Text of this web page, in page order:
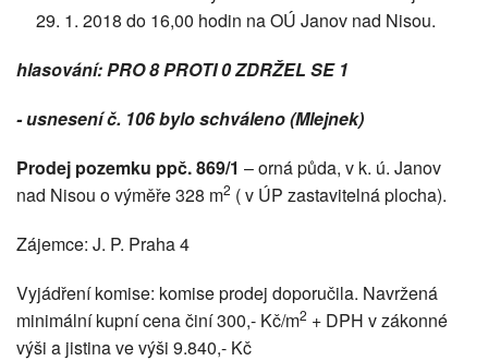
29. 1. 2018 do 16,00 hodin na OÚ Janov nad Nisou.
hlasování: PRO 8 PROTI 0 ZDRŽEL SE 1
- usnesení č. 106 bylo schváleno (Mlejnek)
Prodej pozemku ppč. 869/1 – orná půda, v k. ú. Janov
nad Nisou o výměře 328 m2 ( v ÚP zastavitelná plocha).
Zájemce: J. P. Praha 4
Vyjádření komise: komise prodej doporučila. Navržená
minimální kupní cena činí 300,- Kč/m2 + DPH v zákonné
výši a jistina ve výši 9.840,- Kč